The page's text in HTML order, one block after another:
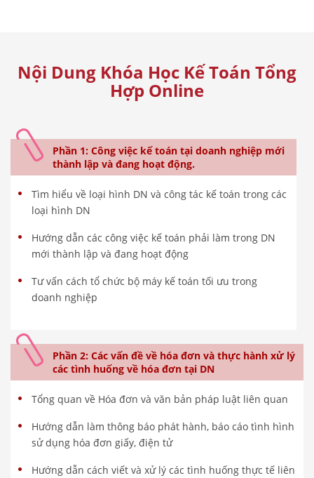
Nội Dung Khóa Học Kế Toán Tổng
Hợp Online
Phần 1: Công việc kế toán tại doanh nghiệp mới
thành lập và đang hoạt động.
Tìm hiểu về loại hình DN và công tác kế toán trong các
loại hình DN
Hướng dẫn các công việc kế toán phải làm trong DN
mới thành lập và đang hoạt động
Tư vấn cách tổ chức bộ máy kế toán tối ưu trong
doanh nghiệp
Phần 2: Các vấn đề về hóa đơn và thực hành xử lý
các tình huống về hóa đơn tại DN
Tổng quan về Hóa đơn và văn bản pháp luật liên quan
Hướng dẫn làm thông báo phát hành, báo cáo tình hình
sử dụng hóa đơn giấy, điện tử
Hướng dẫn cách viết và xử lý các tình huống thực tế liên